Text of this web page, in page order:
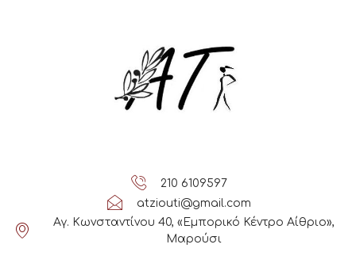
210 6109597
atziouti@gmail.com
Αγ. Κωνσταντίνου 40, «Εμπορικό Κέντρο Αίθριο»,
Μαρούσι